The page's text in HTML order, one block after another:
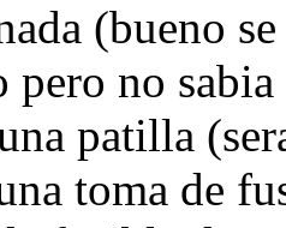
(bueno
pero no
patilla
toma de